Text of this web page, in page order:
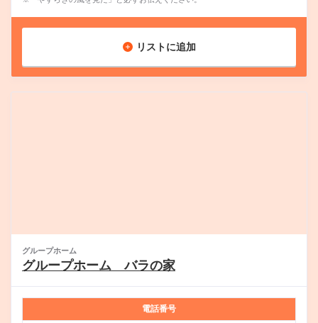
リストに追加
グループホーム
グループホーム バラの家
電話番号